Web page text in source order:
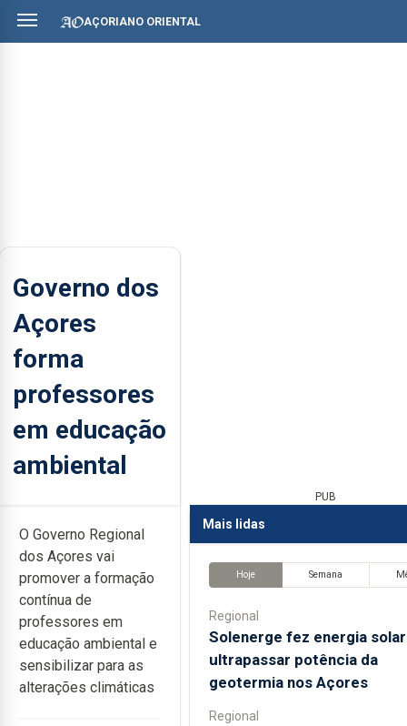
AÇORIANO ORIENTAL
Governo dos
Açores
forma
professores
em educação
ambiental
O Governo Regional
dos Açores vai
promover a formação
contínua de
professores em
educação ambiental e
sensibilizar para as
alterações climáticas
PUB
Mais lidas
Hoje Semana
Regional
Solenerge fez energia solar
ultrapassar potência da
geotermia nos Açores
Regional